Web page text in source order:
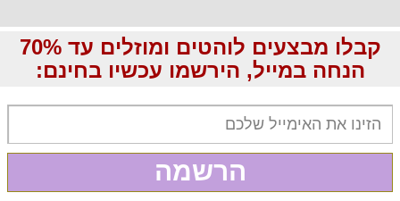
קבלו מבצעים לוהטים ומוזלים עד 70%
הנחה במייל, הירשמו עכשיו בחינם:
הרשמה